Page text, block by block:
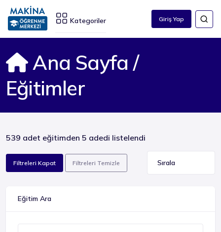
Kategoriler Giriş Yap
Ana Sayfa /
Eğitimler
539 adet eğitimden 5 adedi listelendi
Filtreleri Kapat Filtreleri Temizle
Eğitim Ara